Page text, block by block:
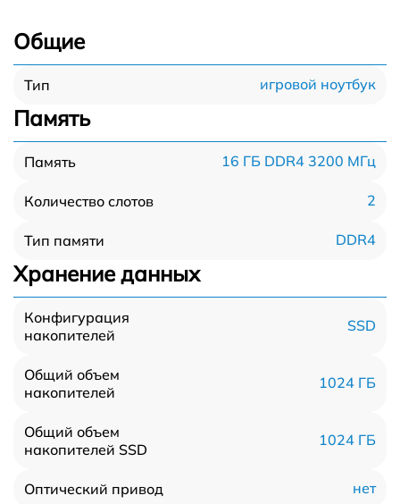
Общие
Тип игровой ноутбук
Память
Память 16 ГБ DDR4 3200 МГц
Количество слотов 2
Тип памяти DDR4
Хранение данных
Конфигурация
накопителей
SSD
Общий объем
накопителей
1024 ГБ
Общий объем
накопителей SSD
1024 ГБ
Оптический привод нет